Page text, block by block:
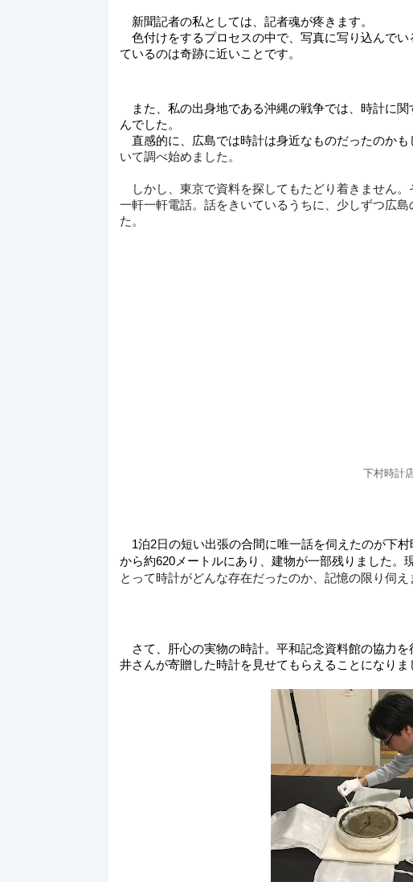
新聞記者の私としては、記者魂が疼きます。
色付けをするプロセスの中で、写真に写り込んで
ているのは奇跡に近いことです。
また、私の出身地である沖縄の戦争では、時計に
んでした。
直感的に、広島では時計は身近なものだったのかも
いて調べ始めました。
しかし、東京で資料を探してもたどり着きません
一軒一軒電話。話をきいているうちに、少しずつ広
た。
下村時計
1泊2日の短い出張の合間に唯一話を伺えたのが下
から約620メートルにあり、建物が一部残りました。
とって時計がどんな存在だったのか、記憶の限り伺え
さて、肝心の実物の時計。平和記念資料館の協力
井さんが寄贈した時計を見せてもらえることになりま